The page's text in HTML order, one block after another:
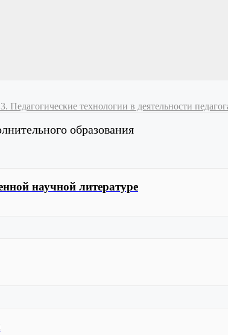
3. Педагогические технологии в деятельности
образования
научной литературе